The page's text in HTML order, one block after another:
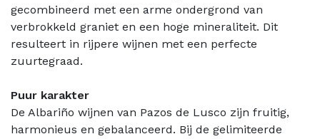
gecombineerd met een arme ondergrond van
verbrokkeld graniet en een hoge mineraliteit. Dit
resulteert in rijpere wijnen met een perfecte
zuurtegraad.
Puur karakter
De Albariño wijnen van Pazos de Lusco zijn fruitig,
harmonieus en gebalanceerd. Bij de gelimiteerde